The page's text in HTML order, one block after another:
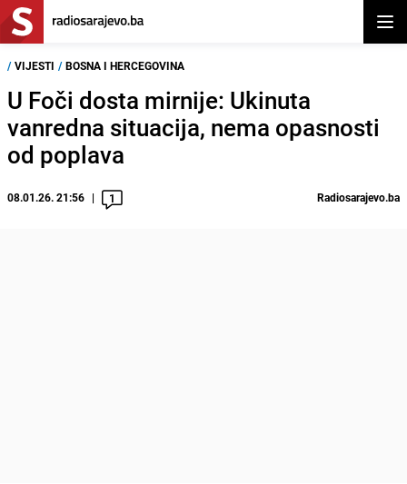
/ VIJESTI / BOSNA I HERCEGOVINA
U Foči dosta mirnije: Ukinuta
vanredna situacija, nema opasnosti
od poplava
08.01.26. 21:56 1 Radiosarajevo.ba